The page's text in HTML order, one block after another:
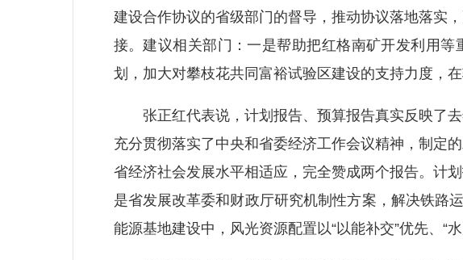
建设合作协议的省级部门的督导，推动协议落地落实
接。建议相关部门：一是帮助把红格南矿开发利用
划，加大对攀枝花共同富裕试验区建设的支持力度，
张正红代表说，计划报告、预算报告真实反映了去
充分贯彻落实了中央和省委经济工作会议精神，制定
省经济社会发展水平相适应，完全赞成两个报告。计
是省发展改革委和财政厅研究机制性方案，解决铁路
能源基地建设中，风光资源配置以“以能补交”优先、“水